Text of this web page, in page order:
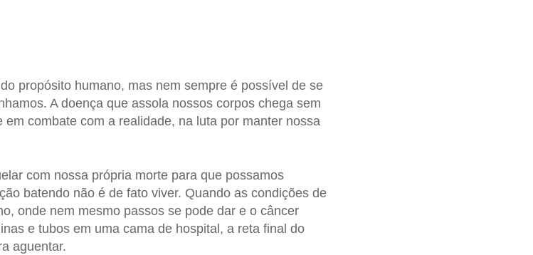
propósito humano, mas nem sempre é possível de se
A doença que assola nossos corpos chega sem
combate com a realidade, na luta por manter nossa
com nossa própria morte para que possamos
batendo não é de fato viver. Quando as condições de
onde nem mesmo passos se pode dar e o câncer
e tubos em uma cama de hospital, a reta final do
aguentar.